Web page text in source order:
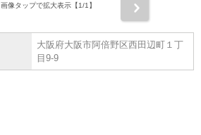
画像タップで拡大表示【1/1】
大阪府大阪市阿倍野区西田辺町１丁
目9-9